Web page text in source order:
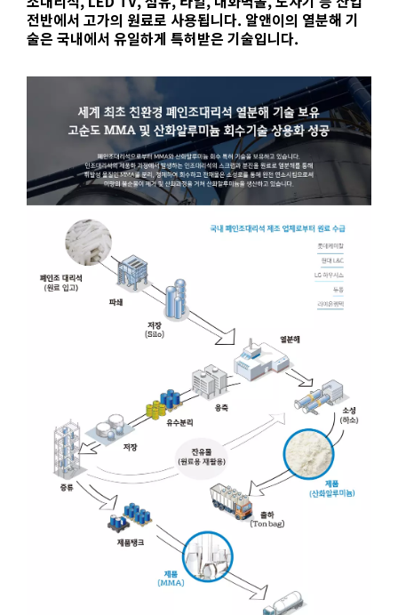
전반에서 고가의 원료로 사용됩니다. 알앤이의 열분해 기
술은 국내에서 유일하게 특허받은 기술입니다.